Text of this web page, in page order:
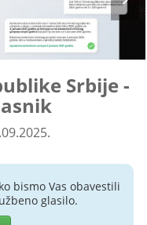
Srbije -
bismo Vas obavestili
glasilo.